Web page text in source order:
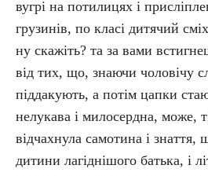
вугрі на потилицях і
грузинів, по класі дитячий
ну скажіть? та за вами
від тих, що, знаючи чоловічу
піддакують, а потім цапки
нелукава і милосердна, може,
відчахнула самотина і знаття,
дитини лагіднішого батька, і